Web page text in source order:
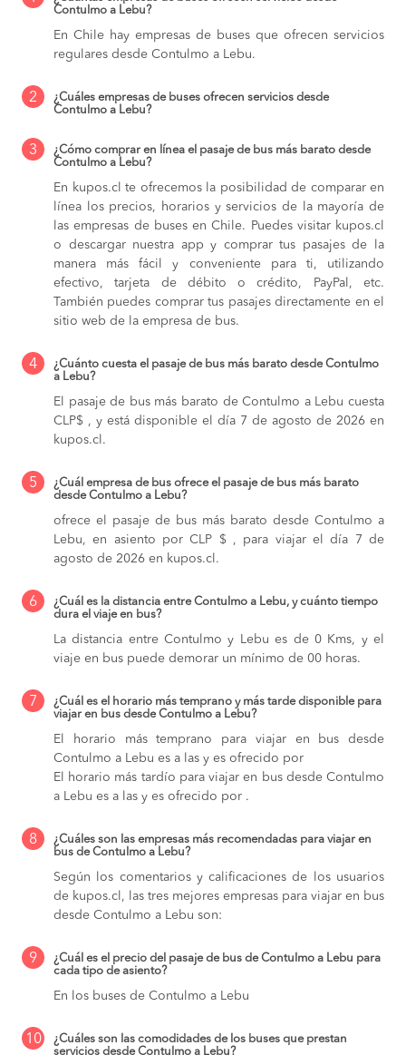
Contulmo a Lebu?
En Chile hay empresas de buses que ofrecen servicios
regulares desde Contulmo a Lebu.
2
¿Cuáles empresas de buses ofrecen servicios desde
Contulmo a Lebu?
3
¿Cómo comprar en línea el pasaje de bus más barato desde
Contulmo a Lebu?
En kupos.cl te ofrecemos la posibilidad de comparar en
línea los precios, horarios y servicios de la mayoría de
las empresas de buses en Chile. Puedes visitar kupos.cl
o descargar nuestra app y comprar tus pasajes de la
manera más fácil y conveniente para ti, utilizando
efectivo, tarjeta de débito o crédito, PayPal, etc.
También puedes comprar tus pasajes directamente en el
sitio web de la empresa de bus.
4
¿Cuánto cuesta el pasaje de bus más barato desde Contulmo
a Lebu?
El pasaje de bus más barato de Contulmo a Lebu cuesta
CLP$ , y está disponible el día 7 de agosto de 2026 en
kupos.cl.
5
¿Cuál empresa de bus ofrece el pasaje de bus más barato
desde Contulmo a Lebu?
ofrece el pasaje de bus más barato desde Contulmo a
Lebu, en asiento por CLP $ , para viajar el día 7 de
agosto de 2026 en kupos.cl.
6
¿Cuál es la distancia entre Contulmo a Lebu, y cuánto tiempo
dura el viaje en bus?
La distancia entre Contulmo y Lebu es de 0 Kms, y el
viaje en bus puede demorar un mínimo de 00 horas.
7
¿Cuál es el horario más temprano y más tarde disponible para
viajar en bus desde Contulmo a Lebu?
El horario más temprano para viajar en bus desde
Contulmo a Lebu es a las y es ofrecido por
El horario más tardío para viajar en bus desde Contulmo
a Lebu es a las y es ofrecido por .
8
¿Cuáles son las empresas más recomendadas para viajar en
bus de Contulmo a Lebu?
Según los comentarios y calificaciones de los usuarios
de kupos.cl, las tres mejores empresas para viajar en bus
desde Contulmo a Lebu son:
9
¿Cuál es el precio del pasaje de bus de Contulmo a Lebu para
cada tipo de asiento?
En los buses de Contulmo a Lebu
10
¿Cuáles son las comodidades de los buses que prestan
servicios desde Contulmo a Lebu?